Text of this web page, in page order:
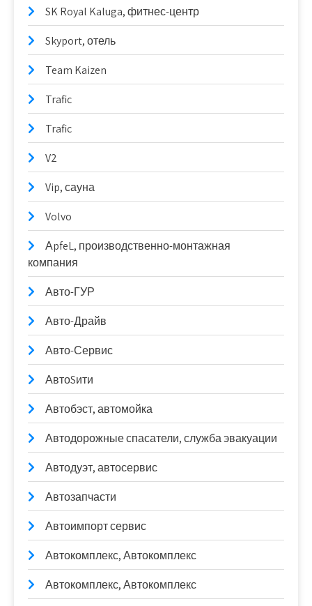
SK Royal Kaluga, фитнес-центр
Skyport, отель
Team Kaizen
Trafic
Trafic
V2
Vip, сауна
Volvo
АpfeL, производственно-монтажная
компания
Авто-ГУР
Авто-Драйв
Авто-Сервис
АвтоSити
Автобэст, автомойка
Автодорожные спасатели, служба эвакуации
Автодуэт, автосервис
Автозапчасти
Автоимпорт сервис
Автокомплекс, Автокомплекс
Автокомплекс, Автокомплекс